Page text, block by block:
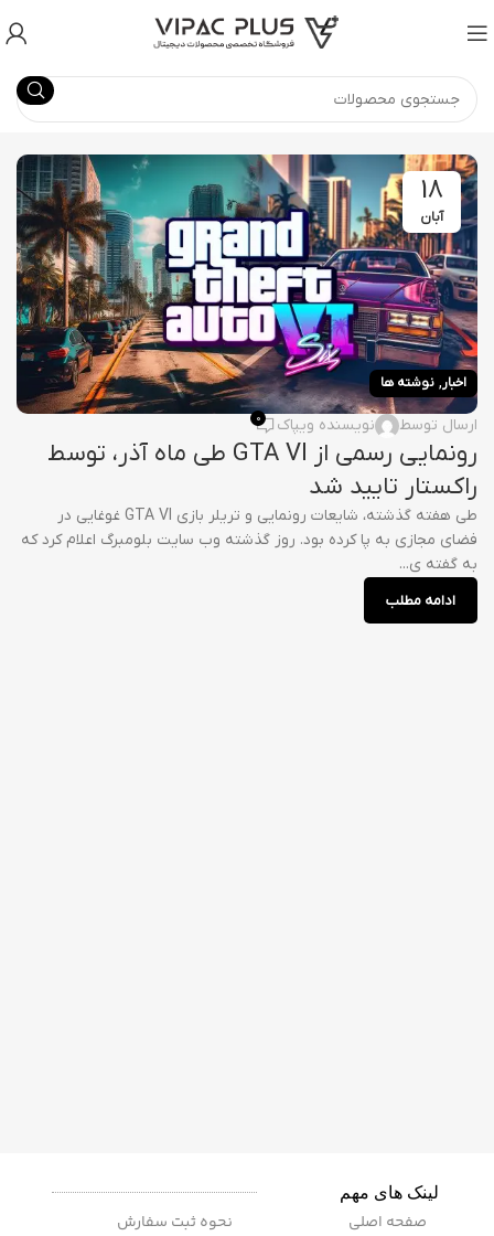
18
آبان
اخبار, نوشته ها
ارسال توسط نویسنده ویپاک 0
رونمایی رسمی از GTA VI طی ماه آذر، توسط
راکستار تایید شد
طی هفته گذشته، شایعات رونمایی و تریلر بازی GTA VI غوغایی در
فضای مجازی به پا کرده بود. روز گذشته وب سایت بلومبرگ اعلام کرد که
به گفته ی...
ادامه مطلب
لینک های مهم
صفحه اصلی
نحوه ثبت سفارش